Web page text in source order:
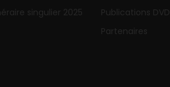
singulier 2025
Publications DVD
Partenaires